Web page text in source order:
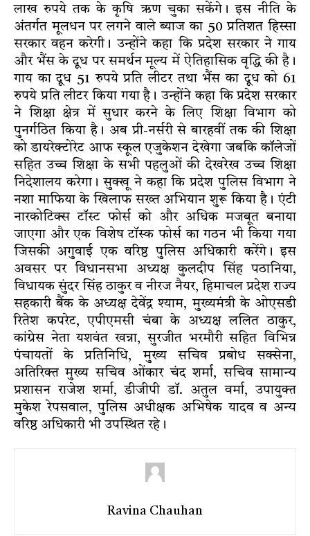
लाख रुपये तक के कृषि ऋण चुका सकेंगे। इस नीति के
अंतर्गत मूलधन पर लगने वाले ब्याज का 50 प्रतिशत हिस्सा
सरकार वहन करेगी। उन्होंने कहा कि प्रदेश सरकार ने गाय
और भैंस के दूध पर समर्थन मूल्य में ऐतिहासिक वृद्धि की है।
गाय का दूध 51 रुपये प्रति लीटर तथा भैंस का दूध को 61
रुपये प्रति लीटर किया गया है। उन्होंने कहा कि प्रदेश सरकार
ने शिक्षा क्षेत्र में सुधार करने के लिए शिक्षा विभाग को
पुनर्गठित किया है। अब प्री-नर्सरी से बारहवीं तक की शिक्षा
को डायरेक्टोरेट आफ स्कूल एजुकेशन देखेगा जबकि कॉलेजों
सहित उच्च शिक्षा के सभी पहलुओं की देखरेख उच्च शिक्षा
निदेशालय करेगा। सुक्खू ने कहा कि प्रदेश पुलिस विभाग ने
नशा माफिया के खिलाफ सख्त अभियान शुरू किया है। एंटी
नारकोटिक्स टॉस्ट फोर्स को और अधिक मजबूत बनाया
जाएगा और एक विशेष टॉस्क फोर्स का गठन भी किया गया
जिसकी अगुवाई एक वरिष्ठ पुलिस अधिकारी करेंगे। इस
अवसर पर विधानसभा अध्यक्ष कुलदीप सिंह पठानिया,
विधायक सुंदर सिंह ठाकुर व नीरज नैयर, हिमाचल प्रदेश राज्य
सहकारी बैंक के अध्यक्ष देवेंद्र श्याम, मुख्यमंत्री के ओएसडी
रितेश कपरेट, एपीएमसी चंबा के अध्यक्ष ललित ठाकुर,
कांग्रेस नेता यशवंत खन्ना, सुरजीत भरमौरी सहित विभिन्न
पंचायतों के प्रतिनिधि, मुख्य सचिव प्रबोध सक्सेना,
अतिरिक्त मुख्य सचिव ओंकार चंद शर्मा, सचिव सामान्य
प्रशासन राजेश शर्मा, डीजीपी डॉ. अतुल वर्मा, उपायुक्त
मुकेश रेपसवाल, पुलिस अधीक्षक अभिषेक यादव व अन्य
वरिष्ठ अधिकारी भी उपस्थित रहे।
Ravina Chauhan